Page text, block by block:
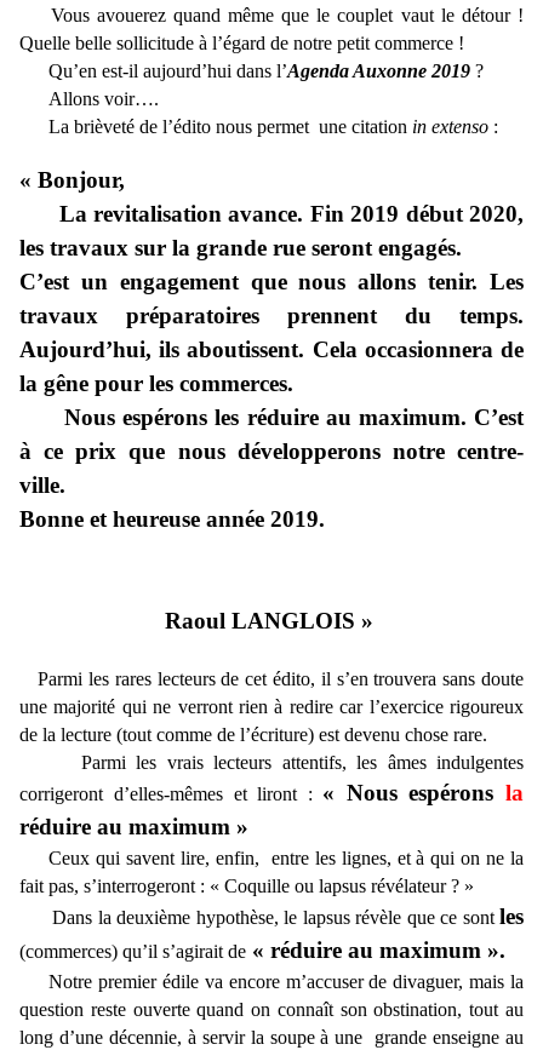
Vous avouerez quand même que le couplet vaut le détour !
Quelle belle sollicitude à l’égard de notre petit commerce !
Qu’en est-il aujourd’hui dans l’Agenda Auxonne 2019 ?
Allons voir….
La brièveté de l’édito nous permet une citation in extenso :
« Bonjour,
La revitalisation avance. Fin 2019 début 2020,
les travaux sur la grande rue seront engagés.
C’est un engagement que nous allons tenir. Les
travaux préparatoires prennent du temps.
Aujourd’hui, ils aboutissent. Cela occasionnera de
la gêne pour les commerces.
Nous espérons les réduire au maximum. C’est
à ce prix que nous développerons notre centre-
ville.
Bonne et heureuse année 2019.
Raoul LANGLOIS »
Parmi les rares lecteurs de cet édito, il s’en trouvera sans doute
une majorité qui ne verront rien à redire car l’exercice rigoureux
de la lecture (tout comme de l’écriture) est devenu chose rare.
Parmi les vrais lecteurs attentifs, les âmes indulgentes
corrigeront d’elles-mêmes et liront : « Nous espérons la
réduire au maximum »
Ceux qui savent lire, enfin, entre les lignes, et à qui on ne la
fait pas, s’interrogeront : « Coquille ou lapsus révélateur ? »
Dans la deuxième hypothèse, le lapsus révèle que ce sont les
(commerces) qu’il s’agirait de « réduire au maximum ».
Notre premier édile va encore m’accuser de divaguer, mais la
question reste ouverte quand on connaît son obstination, tout au
long d’une décennie, à servir la soupe à une grande enseigne au